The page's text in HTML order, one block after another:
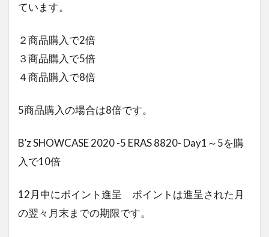
ています。
２商品購入で2倍
３商品購入で5倍
４商品購入で8倍
5商品購入の場合は8倍です。
B’z SHOWCASE 2020 -5 ERAS 8820- Day1～5を購
入で10倍
12月中にポイント進呈 ポイントは進呈された月
の翌々月末までの期限です。